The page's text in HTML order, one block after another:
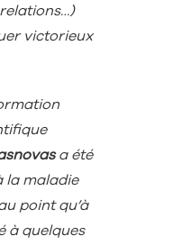
victorieux
a été
la maladie
point qu’à
à quelques